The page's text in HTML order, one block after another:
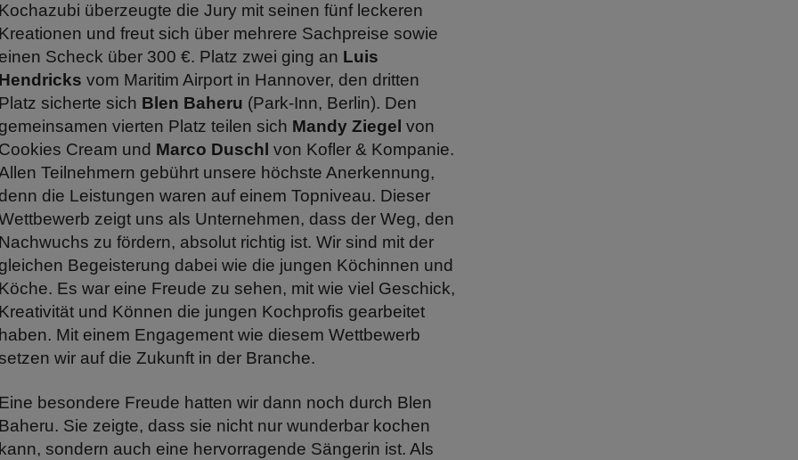
überzeugte die Jury mit seinen fünf leckeren
und freut sich über mehrere Sachpreise sowie
Scheck über 300 €. Platz zwei ging an Luis
vom Maritim Airport in Hannover, den dritten
sicherte sich Blen Baheru (Park-Inn, Berlin). Den
vierten Platz teilen sich Mandy Ziegel von
Cream und Marco Duschl von Kofler & Kompanie.
Teilnehmern gebührt unsere höchste Anerkennung,
die Leistungen waren auf einem Topniveau. Dieser
zeigt uns als Unternehmen, dass der Weg, den
zu fördern, absolut richtig ist. Wir sind mit der
Begeisterung dabei wie die jungen Köchinnen und
Es war eine Freude zu sehen, mit wie viel Geschick,
und Können die jungen Kochprofis gearbeitet
Mit einem Engagement wie diesem Wettbewerb
wir auf die Zukunft in der Branche.
besondere Freude hatten wir dann noch durch Blen
Sie zeigte, dass sie nicht nur wunderbar kochen
sondern auch eine hervorragende Sängerin ist. Als